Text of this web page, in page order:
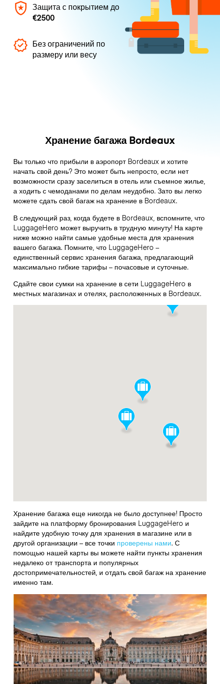
Защита с покрытием до
€2500
Без ограничений по
размеру или весу
Хранение багажа Bordeaux
Вы только что прибыли в аэропорт Bordeaux и хотите
начать свой день? Это может быть непросто, если нет
возможности сразу заселиться в отель или съемное жилье,
а ходить с чемоданами по делам неудобно. Зато вы легко
можете сдать свой багаж на хранение в Bordeaux.
В следующий раз, когда будете в Bordeaux, вспомните, что
LuggageHero может выручить в трудную минуту! На карте
ниже можно найти самые удобные места для хранения
вашего багажа. Помните, что LuggageHero –
единственный сервис хранения багажа, предлагающий
максимально гибкие тарифы – почасовые и суточные.
Сдайте свои сумки на хранение в сети LuggageHero в
местных магазинах и отелях, расположенных в Bordeaux.
Хранение багажа еще никогда не было доступнее! Просто
зайдите на платформу бронирования LuggageHero и
найдите удобную точку для хранения в магазине или в
другой организации – все точки проверены нами. С
помощью нашей карты вы можете найти пункты хранения
недалеко от транспорта и популярных
достопримечательностей, и отдать свой багаж на хранение
именно там.